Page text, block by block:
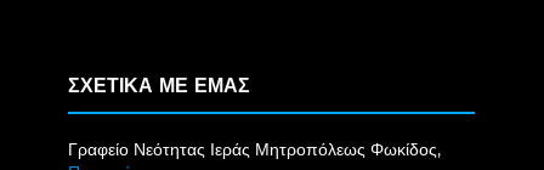
ΣΧΕΤΙΚΑ ΜΕ ΕΜΑΣ
Γραφείο Νεότητας Ιεράς Μητροπόλεως Φωκίδος,